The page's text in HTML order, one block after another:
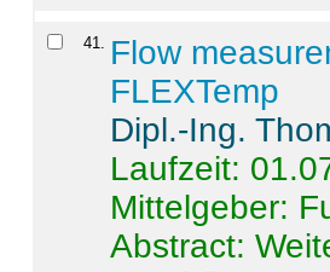
41. Flow
FLEXTemp
Dipl.-Ing.
Laufzeit:
Mittelgeber:
Abstract: